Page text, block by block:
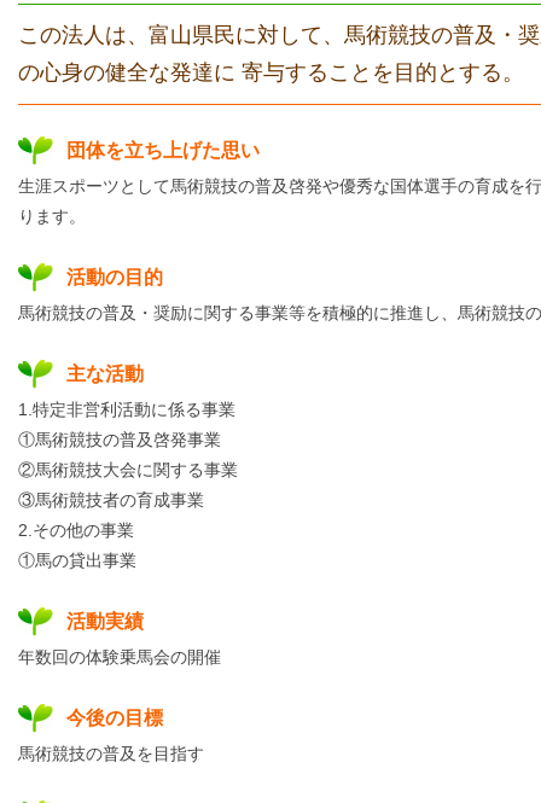
この法人は、富山県民に対して、馬術競技の普及・
の心身の健全な発達に 寄与することを目的とする。
団体を立ち上げた思い
生涯スポーツとして馬術競技の普及啓発や優秀な国体選手の育成を
ります。
活動の目的
馬術競技の普及・奨励に関する事業等を積極的に推進し、馬術競
主な活動
1.特定非営利活動に係る事業
①馬術競技の普及啓発事業
②馬術競技大会に関する事業
③馬術競技者の育成事業
2.その他の事業
①馬の貸出事業
活動実績
年数回の体験乗馬会の開催
今後の目標
馬術競技の普及を目指す